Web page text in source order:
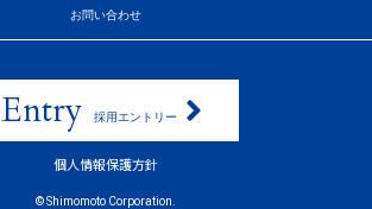
Entry 採用エントリー
個人情報保護方針
© Shimomoto Corporation.